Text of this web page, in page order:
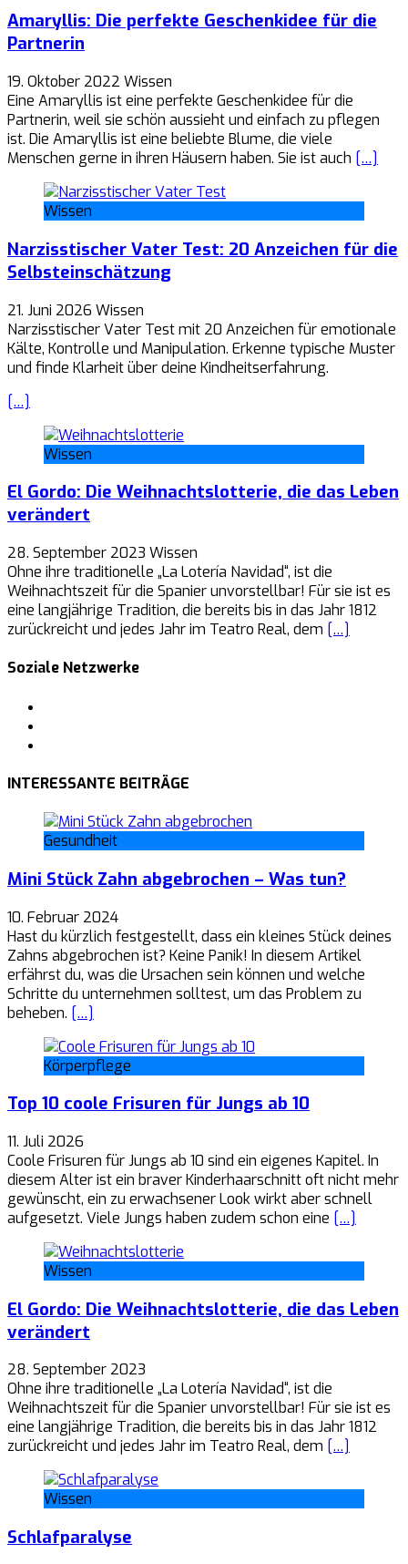
Amaryllis: Die perfekte Geschenkidee für die
Partnerin
19. Oktober 2022 Wissen
Eine Amaryllis ist eine perfekte Geschenkidee für die
Partnerin, weil sie schön aussieht und einfach zu pflegen
ist. Die Amaryllis ist eine beliebte Blume, die viele
Menschen gerne in ihren Häusern haben. Sie ist auch […]
Wissen
Narzisstischer Vater Test: 20 Anzeichen für die
Selbsteinschätzung
21. Juni 2026 Wissen
Narzisstischer Vater Test mit 20 Anzeichen für emotionale
Kälte, Kontrolle und Manipulation. Erkenne typische Muster
und finde Klarheit über deine Kindheitserfahrung.
[…]
Wissen
El Gordo: Die Weihnachtslotterie, die das Leben
verändert
28. September 2023 Wissen
Ohne ihre traditionelle „La Lotería Navidad“, ist die
Weihnachtszeit für die Spanier unvorstellbar! Für sie ist es
eine langjährige Tradition, die bereits bis in das Jahr 1812
zurückreicht und jedes Jahr im Teatro Real, dem […]
Soziale Netzwerke
INTERESSANTE BEITRÄGE
Gesundheit
Mini Stück Zahn abgebrochen – Was tun?
10. Februar 2024
Hast du kürzlich festgestellt, dass ein kleines Stück deines
Zahns abgebrochen ist? Keine Panik! In diesem Artikel
erfährst du, was die Ursachen sein können und welche
Schritte du unternehmen solltest, um das Problem zu
beheben. […]
Körperpflege
Top 10 coole Frisuren für Jungs ab 10
11. Juli 2026
Coole Frisuren für Jungs ab 10 sind ein eigenes Kapitel. In
diesem Alter ist ein braver Kinderhaarschnitt oft nicht mehr
gewünscht, ein zu erwachsener Look wirkt aber schnell
aufgesetzt. Viele Jungs haben zudem schon eine […]
Wissen
El Gordo: Die Weihnachtslotterie, die das Leben
verändert
28. September 2023
Ohne ihre traditionelle „La Lotería Navidad“, ist die
Weihnachtszeit für die Spanier unvorstellbar! Für sie ist es
eine langjährige Tradition, die bereits bis in das Jahr 1812
zurückreicht und jedes Jahr im Teatro Real, dem […]
Wissen
Schlafparalyse